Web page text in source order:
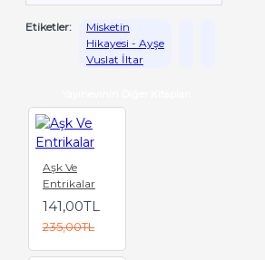
Etiketler:
Misketin
Hikayesi - Ayşe
Vuslat İltar
Aşk Ve
Entrikalar
141,00TL
235,00TL